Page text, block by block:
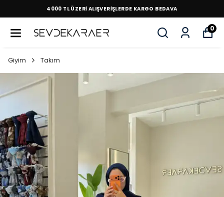
4000 TL ÜZERİ ALIŞVERİŞLERDE KARGO BEDAVA
0
Giyim Takım